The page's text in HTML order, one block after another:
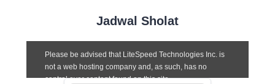
Jadwal Sholat